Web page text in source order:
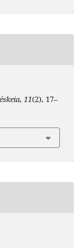
, 11(2), 17–